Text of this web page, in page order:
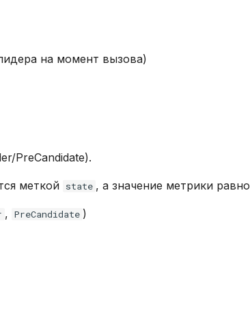
на момент вызова)
PreCandidate).
меткой state , а значение метрики равно
, PreCandidate )